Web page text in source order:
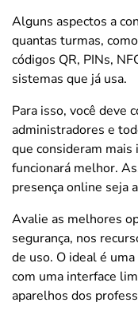
Alguns aspectos a
quantas turmas,
códigos QR, PINs,
sistemas que já usa.
Para isso, você deve
administradores e
que consideram
funcionará melhor.
presença online seja
Avalie as melhores
segurança, nos
de uso. O ideal é
com uma interface
aparelhos dos